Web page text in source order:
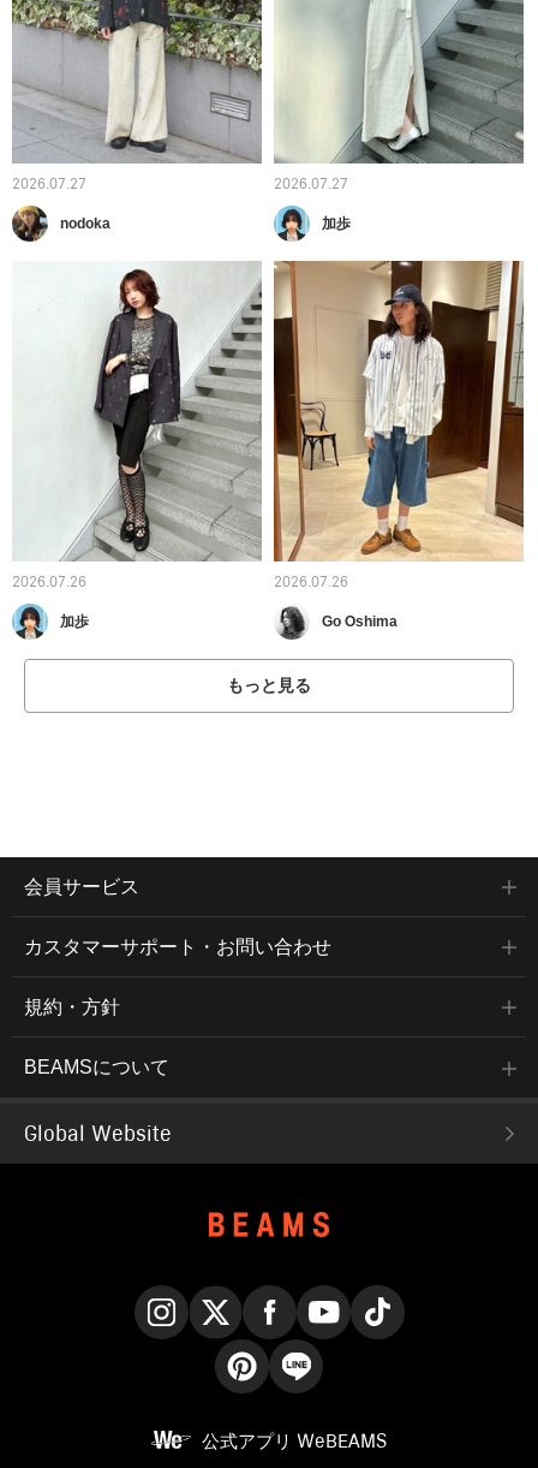
2026.07.27
nodoka
2026.07.27
加歩
2026.07.26
加歩
2026.07.26
Go Oshima
もっと見る
会員サービス
カスタマーサポート・お問い合わせ
規約・方針
BEAMSについて
Global Website
公式アプリ WeBEAMS